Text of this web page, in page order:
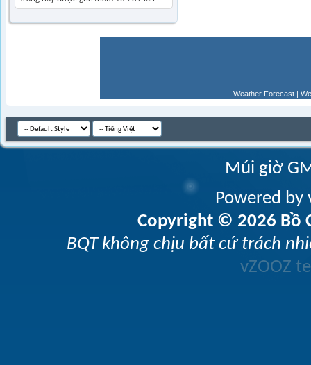
Weather Forecast |
Múi giờ
Powered
Copyright © 2026 Bồ
BQT không chịu bất cứ trách
vZOOZ